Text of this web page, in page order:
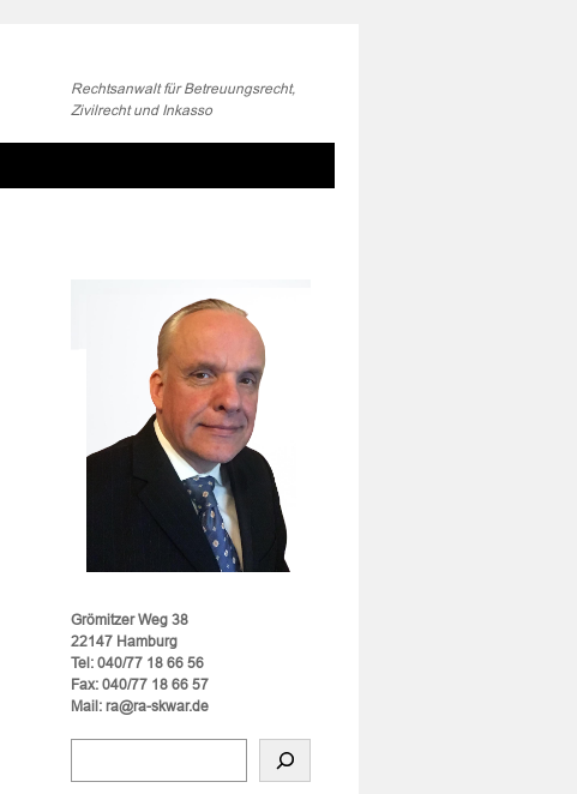
Rechtsanwalt für Betreuungsrecht,
Zivilrecht und Inkasso
Grömitzer Weg 38
22147 Hamburg
Tel: 040/77 18 66 56
Fax: 040/77 18 66 57
Mail: ra@ra-skwar.de